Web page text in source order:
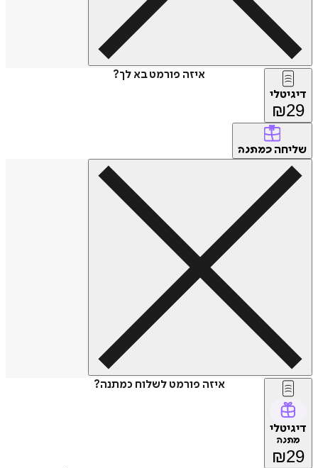
איזה פורמט בא לך?
דיגיטלי
₪29
שליחה כמתנה
איזה פורמט לשלוח כמתנה?
דיגיטלי
מתנה
₪29